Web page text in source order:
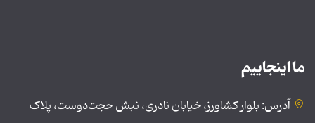
ما اینجاییم
آدرس: بلوار کشاورز، خیابان نادری، نبش حجت‌دوست، پلاک